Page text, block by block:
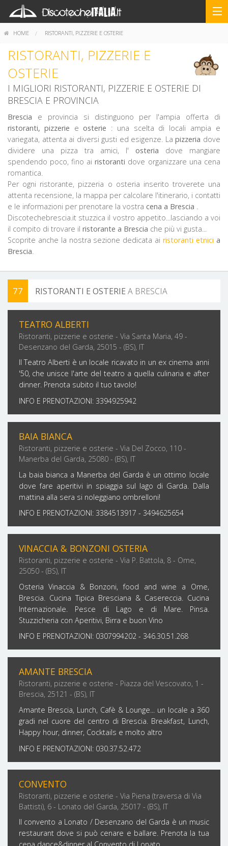
HOME RISTORANTI, PIZZERIE E OSTERIE
RISTORANTI, PIZZERIE E
OSTERIE
I MIGLIORI RISTORANTI, PIZZERIE E OSTERIE DI
BRESCIA E PROVINCIA
Brescia e provincia si distinguono per l'ampia offerta di
ristoranti, pizzerie e osterie : una scelta di locali ampia e
variegata, attenta ai diversi gusti ed esigenze. La pizzeria dove
dividere una pizza tra amici, l' osteria dove mangiare
spendendo poco, fino ai ristoranti dove organizzare una cena
romantica.
Per ogni ristorante, pizzeria o osteria inserito troverete una
attenta recensione, la mappa per calcolare l'itinerario, i contatti
e le informazioni per prenotare la vostra cena a Brescia .
Discotechebrescia.it stuzzica il vostro appetito...lasciando a voi
il compito di trovare il ristorante a Brescia che più vi gusta...
Scoprite anche la nostra sezione dedicata ai ristoranti etnici a
Brescia.
77 RISTORANTI E OSTERIE A BRESCIA
TEATRO ALBERTI
Ristoranti, pizzerie e osterie - Via Santa Maria, 49 -
Desenzano del Garda, 25015 - (BS), IT
Il Teatro Alberti è un locale ricavato in un ex cinema anni
'50, che unisce l'arte del teatro a quella culinaria e after
dinner. Prenota subito il tuo tavolo!
INFO E PRENOTAZIONI: 3394925942
BAIA BIANCA
Ristoranti, pizzerie e osterie - Via Del Zocco, 110 -
Manerba del Garda, 25080 - (BS), IT
La baia bianca a Manerba del Garda è un ottimo locale
dove fare aperitivi in spiaggia sul lago di Garda. Dalla
mattina alla sera si noleggiano ombrelloni!
INFO E PRENOTAZIONI: 3384513917 - 3494625654
VINACCIA & BONZONI OSTERIA
Ristoranti, pizzerie e osterie - Via P. Battola, 8 - Ome,
25050 - (BS), IT
Osteria Vinaccia & Bonzoni, food and wine a Ome,
Brescia. Cucina Tipica Bresciana & Casereccia. Cucina
Internazionale. Pesce di Lago e di Mare. Pinsa.
Stuzzicheria con Aperitivi, Birra e buon Vino
INFO E PRENOTAZIONI: 0307994202 - 346.30.51.268
AMANTE BRESCIA
Ristoranti, pizzerie e osterie - Piazza del Vescovato, 1 -
Brescia, 25121 - (BS), IT
Amante Brescia, Lunch, Cafè & Lounge... un locale a 360
gradi nel cuore del centro di Brescia. Breakfast, Lunch,
Happy hour, dinner, Cocktails e molto altro
INFO E PRENOTAZIONI: 030.37.52.472
CONVENTO
Ristoranti, pizzerie e osterie - Via Piena (traversa di Via
Battisti), 6 - Lonato del Garda, 25017 - (BS), IT
Il convento a Lonato / Desenzano del Garda è un music
restaurant dove si può cenare e ballare. Prenota la tua